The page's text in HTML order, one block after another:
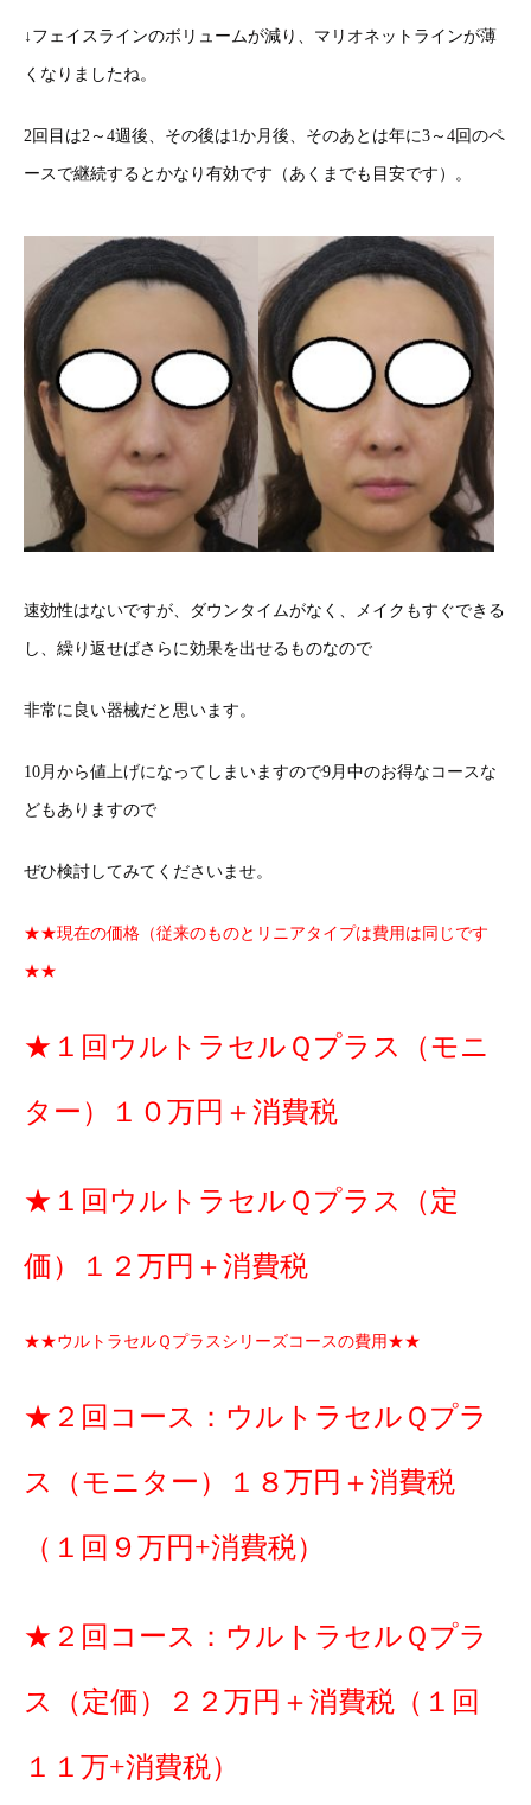
↓フェイスラインのボリュームが減り、マリオネットラインが薄
くなりましたね。
2回目は2～4週後、その後は1か月後、そのあとは年に3～4回のペ
ースで継続するとかなり有効です（あくまでも目安です）。
速効性はないですが、ダウンタイムがなく、メイクもすぐできる
し、繰り返せばさらに効果を出せるものなので
非常に良い器械だと思います。
10月から値上げになってしまいますので9月中のお得なコースな
どもありますので
ぜひ検討してみてくださいませ。
★★現在の価格（従来のものとリニアタイプは費用は同じです
★★
★１回ウルトラセルＱプラス（モニ
ター）１０万円＋消費税
★１回ウルトラセルＱプラス（定
価）１２万円＋消費税
★★ウルトラセルＱプラスシリーズコースの費用★★
★２回コース：ウルトラセルＱプラ
ス（モニター）１８万円＋消費税
（１回９万円+消費税）
★２回コース：ウルトラセルＱプラ
ス（定価）２２万円＋消費税（１回
１１万+消費税）